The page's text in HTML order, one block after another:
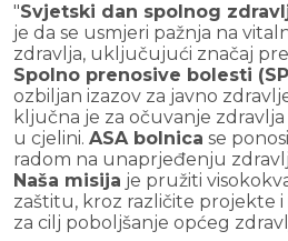
"Svjetski dan spolnog
je da se usmjeri pažnja na
zdravlja, uključujući značaj
Spolno prenosive bolesti
ozbiljan izazov za javno
ključna je za očuvanje
u cjelini. ASA bolnica se
radom na unaprjeđenju
Naša misija je pružiti
zaštitu, kroz različite projekte i
za cilj poboljšanje općeg